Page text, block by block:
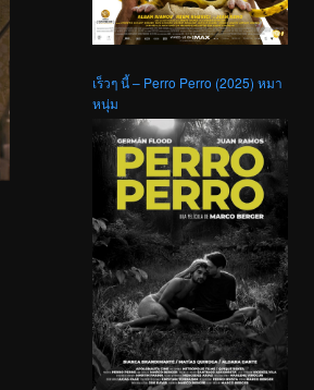
เร็วๆ นี้ – Perro Perro (2025) หมา
หนุ่ม